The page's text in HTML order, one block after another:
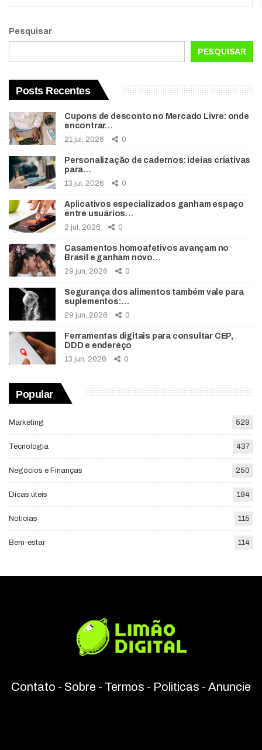
Pesquisar
PESQUISAR
Posts Recentes
Cupons de desconto no Mercado Livre: onde
encontrar…
21 jul, 2026 0
Personalização de cadernos: ideias criativas
para…
13 jul, 2026 0
Aplicativos especializados ganham espaço
entre usuários…
2 jul, 2026 0
Casamentos homoafetivos avançam no
Brasil e ganham novo…
29 jun, 2026 0
Segurança dos alimentos também vale para
suplementos:…
29 jun, 2026 0
Ferramentas digitais para consultar CEP,
DDD e endereço
13 jun, 2026 0
Popular
Marketing 529
Tecnologia 437
Negócios e Finanças 250
Dicas úteis 194
Notícias 115
Bem-estar 114
Contato - Sobre - Termos - Politicas - Anuncie